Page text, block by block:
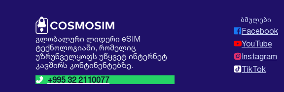
გლობალური ლიდერი eSIM
ტექნოლოგიაში, რომელიც
უზრუნველყოფს უწყვეტ ინტერნეტ
კავშირს კონტინენტებზე.
+995 32 2110077
ბმულები
Facebook
YouTube
Instagram
TikTok